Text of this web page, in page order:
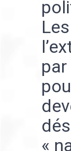
«